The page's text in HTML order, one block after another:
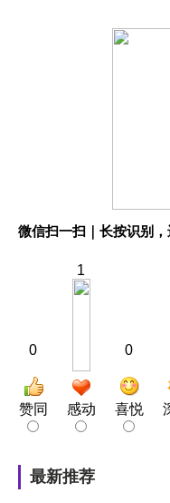
微信扫一扫｜长按识别
0
赞同
1
感动
0
喜悦
最新推荐